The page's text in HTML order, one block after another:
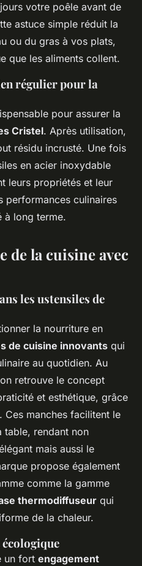
votre poêle avant de
astuce simple réduit la
ou du gras à vos plats,
que les aliments collent.
régulier pour la
pour assurer la
Cristel. Après utilisation,
résidu incrusté. Une fois
en acier inoxydable
leurs propriétés et leur
performances culinaires
à long terme.
de la cuisine avec
les ustensiles de
la nourriture en
de cuisine innovants qui
au quotidien. Au
retrouve le concept
et esthétique, grâce
Ces manches facilitent le
table, rendant non
mais aussi le
propose également
comme la gamme
thermodiffuseur qui
de la chaleur.
un fort engagement